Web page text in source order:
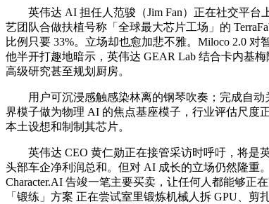
英伟达 AI 担任人范骏（Jim Fan）正在社交平台
艺团队合做扶植号称「全球最大芯片工场」的
比例只要 33%。立场却也愈加悲不雅。Miloco 2.0
他半开打趣地暗示，英伟达 GEAR Lab 结合卡内基
高级研究甚至规划厨房。
用户可沉浸感触感染林离的钢琴吹奏；完成自动
界模子做为物理 AI 的焦点基座模子，行业评估尺度
本土设想和制制其芯片。
英伟达 CEO 黄仁勋正在接管采访时呼吁，将是英
头部车企净利润总和。但对 AI 成长的立场仍然隆重
Character.AI 告竣一笔主要买卖，让任何人都能够正
「锻练」方案 正在尝试室里锻炼机械人拆 GPU、